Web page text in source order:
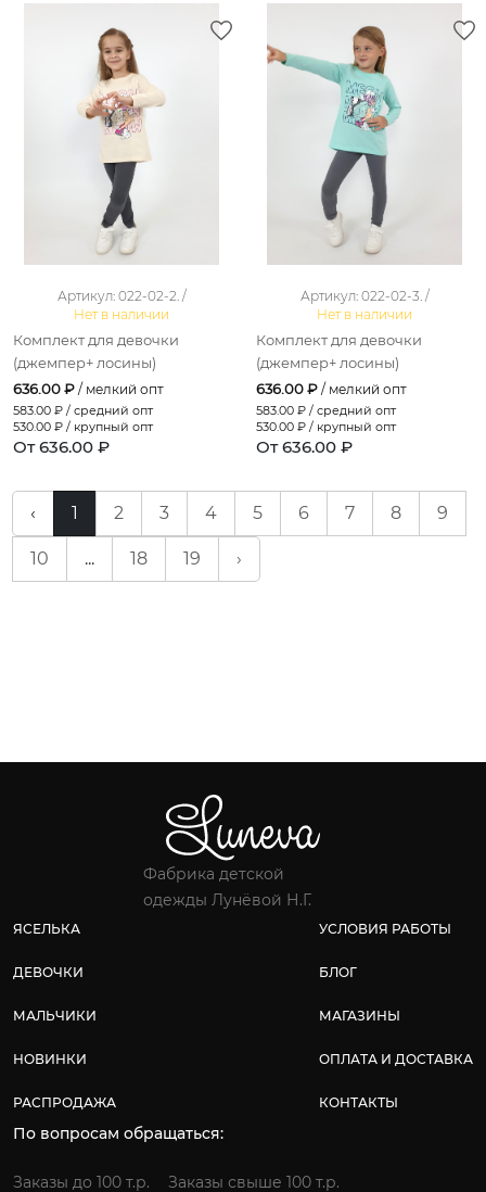
Артикул: 022-02-2. /
Нет в наличии
Комплект для девочки
(джемпер+ лосины)
636.00 ₽ / мелкий опт
583.00 ₽ / средний опт
530.00 ₽ / крупный опт
От 636.00 ₽
Артикул: 022-02-3. /
Нет в наличии
Комплект для девочки
(джемпер+ лосины)
636.00 ₽ / мелкий опт
583.00 ₽ / средний опт
530.00 ₽ / крупный опт
От 636.00 ₽
‹ 1 2 3 4 5 6 7 8 9
10 ... 18 19 ›
Фабрика детской
одежды Лунёвой Н.Г.
ЯСЕЛЬКА
ДЕВОЧКИ
МАЛЬЧИКИ
НОВИНКИ
РАСПРОДАЖА
УСЛОВИЯ РАБОТЫ
БЛОГ
МАГАЗИНЫ
ОПЛАТА И ДОСТАВКА
КОНТАКТЫ
По вопросам обращаться:
Заказы до 100 т.р. Заказы свыше 100 т.р.